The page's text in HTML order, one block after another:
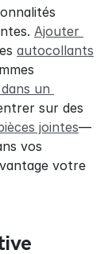
Ajouter
autocollants
un
sur des
jointes—
vos
votre